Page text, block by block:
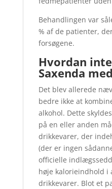
Behandlingen var
% af de patienter,
forsøgene.
Hvordan
Saxenda
Det blev allerede
bedre ikke at
alkohol. Dette
på en eller anden
drikkevarer, der
(der er ingen
officielle
høje kalorieindhold i
drikkevarer. Blot et